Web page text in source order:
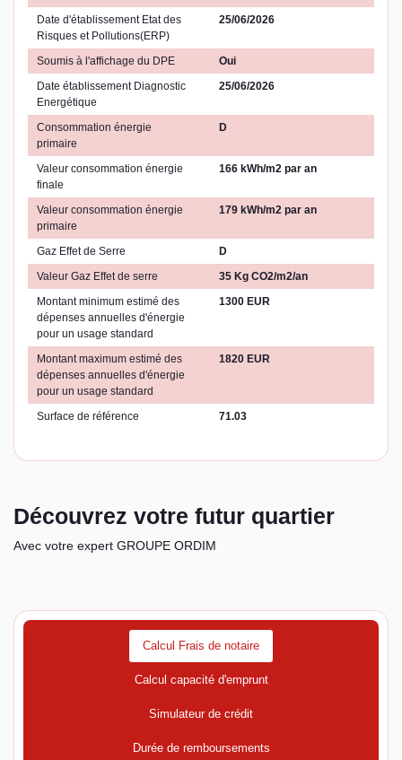
Date d'établissement Etat des
Risques et Pollutions(ERP)
25/06/2026
Soumis à l'affichage du DPE
Oui
Date établissement Diagnostic
Energétique
25/06/2026
Consommation énergie
primaire
D
Valeur consommation énergie
finale
166 kWh/m2 par an
Valeur consommation énergie
primaire
179 kWh/m2 par an
Gaz Effet de Serre
D
Valeur Gaz Effet de serre
35 Kg CO2/m2/an
Montant minimum estimé des
dépenses annuelles d'énergie
pour un usage standard
1300 EUR
Montant maximum estimé des
dépenses annuelles d'énergie
pour un usage standard
1820 EUR
Surface de référence 71.03
Découvrez votre futur quartier
Avec votre expert GROUPE ORDIM
Calcul Frais de notaire
Calcul capacité d'emprunt
Simulateur de crédit
Durée de remboursements